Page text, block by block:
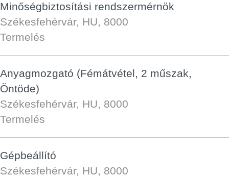
Minőségbiztosítási rendszermérnök
Székesfehérvár, HU, 8000
Termelés
Anyagmozgató (Fémátvétel, 2 műszak,
Öntöde)
Székesfehérvár, HU, 8000
Termelés
Gépbeállító
Székesfehérvár, HU, 8000